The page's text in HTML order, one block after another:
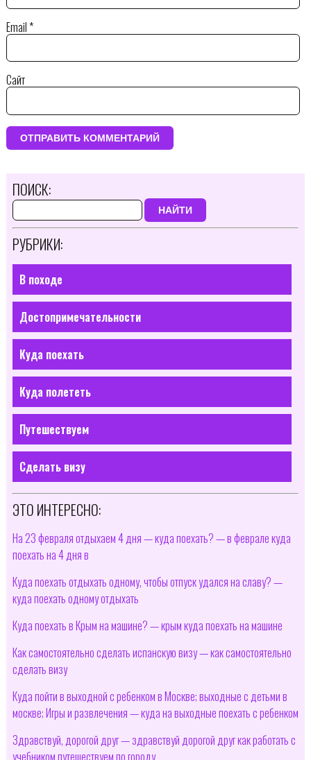
Email*
Сайт
ПОИСК:
НАЙТИ
РУБРИКИ:
В походе
Достопримечательности
Куда поехать
Куда полететь
Путешествуем
Сделать визу
ЭТО ИНТЕРЕСНО:
На 23 февраля отдыхаем 4 дня — куда поехать? — в феврале куда
поехать на 4 дня в
Куда поехать отдыхать одному, чтобы отпуск удался на славу? —
куда поехать одному отдыхать
Куда поехать в Крым на машине? — крым куда поехать на машине
Как самостоятельно сделать испанскую визу — как самостоятельно
сделать визу
Куда пойти в выходной с ребенком в Москве; выходные с детьми в
москве; Игры и развлечения — куда на выходные поехать с ребенком
Здравствуй, дорогой друг — здравствуй дорогой друг как работать с
учебником путешествуем по городу